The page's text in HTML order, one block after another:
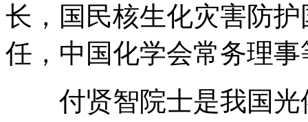
长，国民核生化灾害防
任，中国化学会常务理事
付贤智院士是我国光